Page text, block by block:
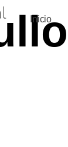
Inicio